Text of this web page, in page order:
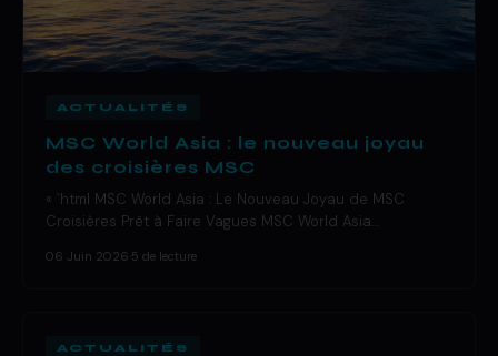
ACTUALITÉS
MSC World Asia : le nouveau joyau
des croisières MSC
« `html MSC World Asia : Le Nouveau Joyau de MSC
Croisières Prêt à Faire Vagues MSC World Asia…
06 Juin 2026 5 de lecture
ACTUALITÉS